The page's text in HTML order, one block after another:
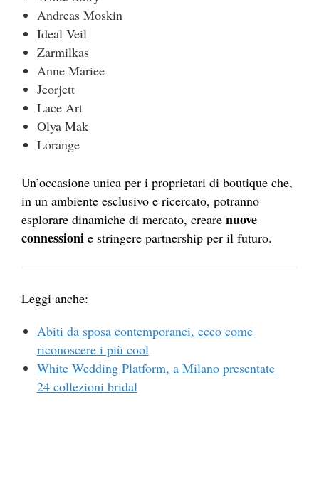
Andreas Moskin
Ideal Veil
Zarmilkas
Anne Mariee
Jeorjett
Lace Art
Olya Mak
Lorange
Un’occasione unica per i proprietari di boutique che,
in un ambiente esclusivo e ricercato, potranno
esplorare dinamiche di mercato, creare nuove
connessioni e stringere partnership per il futuro.
Leggi anche:
Abiti da sposa contemporanei, ecco come
riconoscere i più cool
White Wedding Platform, a Milano presentate
24 collezioni bridal